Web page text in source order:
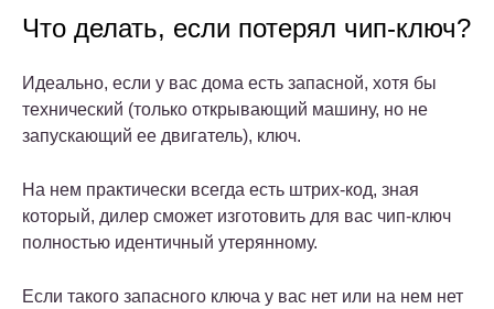
Что делать, если потерял чип-ключ?
Идеально, если у вас дома есть запасной, хотя бы
технический (только открывающий машину, но не
запускающий ее двигатель), ключ.
На нем практически всегда есть штрих-код, зная
который, дилер сможет изготовить для вас чип-ключ
полностью идентичный утерянному.
Если такого запасного ключа у вас нет или на нем нет